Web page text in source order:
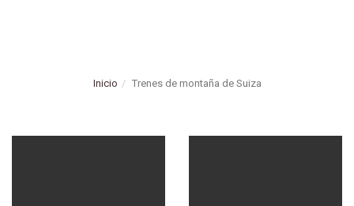
Inicio Trenes de montaña de Suiza